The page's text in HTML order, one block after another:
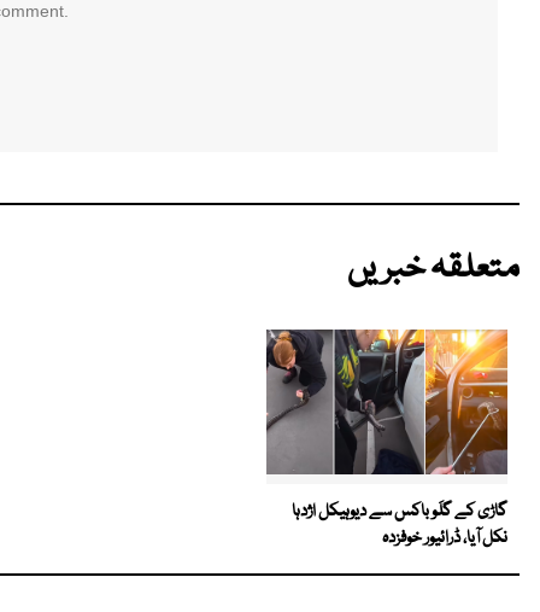
متعلقہ خبریں
گاڑی کے گلَو باکس سے دیوہیکل اژدہا
نکل آیا، ڈرائیور خوفزدہ